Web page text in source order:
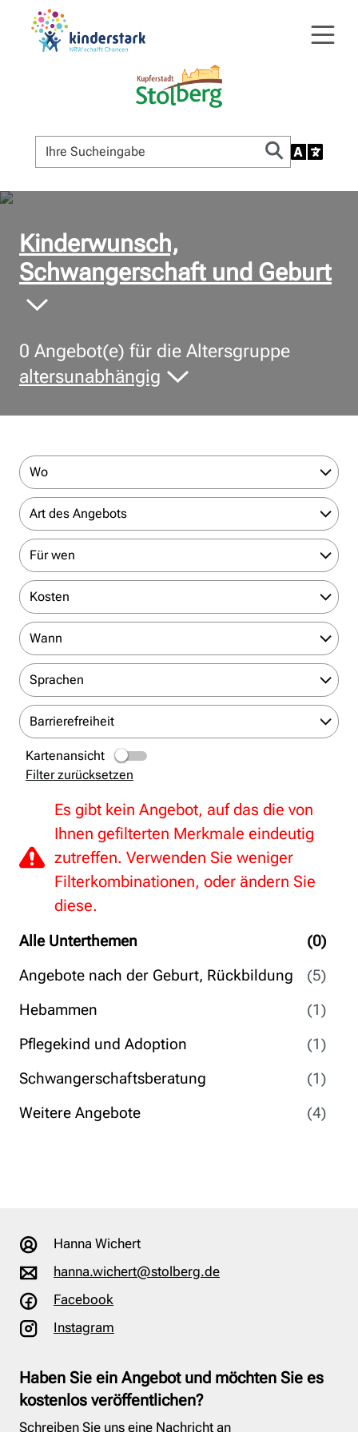
© Bildnachweis
Kinderwunsch,
Schwangerschaft und Geburt
0 Angebot(e) für die Altersgruppe
altersunabhängig
Alle Unterthemen
(0)
Angebote nach der Geburt, Rückbildung
(5)
Hebammen
(1)
Pflegekind und Adoption
(1)
Schwangerschaftsberatung
(1)
Weitere Angebote
(4)
Wo
Art des Angebots
Für wen
Kosten
Wann
Sprachen
Barrierefreiheit
Kartenansicht
Filter zurücksetzen
Es gibt kein Angebot, auf das die von
Ihnen gefilterten Merkmale eindeutig
zutreffen. Verwenden Sie weniger
Filterkombinationen, oder ändern Sie
diese.
Hanna Wichert
hanna.wichert@stolberg.de
Facebook
Instagram
Haben Sie ein Angebot und möchten Sie es
kostenlos veröffentlichen?
Schreiben Sie uns eine Nachricht an